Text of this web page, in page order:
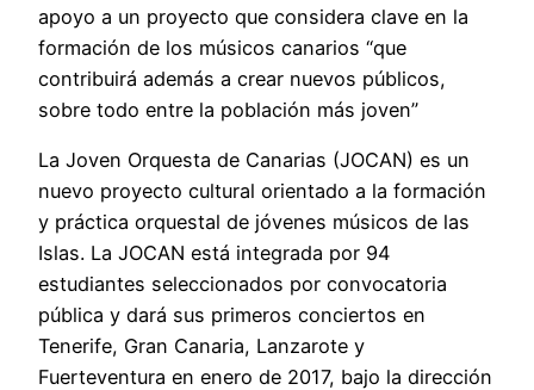
apoyo a un proyecto que considera clave en la
formación de los músicos canarios “que
contribuirá además a crear nuevos públicos,
sobre todo entre la población más joven”
La Joven Orquesta de Canarias (JOCAN) es un
nuevo proyecto cultural orientado a la formación
y práctica orquestal de jóvenes músicos de las
Islas. La JOCAN está integrada por 94
estudiantes seleccionados por convocatoria
pública y dará sus primeros conciertos en
Tenerife, Gran Canaria, Lanzarote y
Fuerteventura en enero de 2017, bajo la dirección